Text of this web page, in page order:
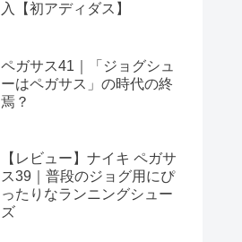
入【初アディダス】
ペガサス41｜「ジョグシュ
ーはペガサス」の時代の終
焉？
【レビュー】ナイキ ペガサ
ス39｜普段のジョグ用にぴ
ったりなランニングシュー
ズ